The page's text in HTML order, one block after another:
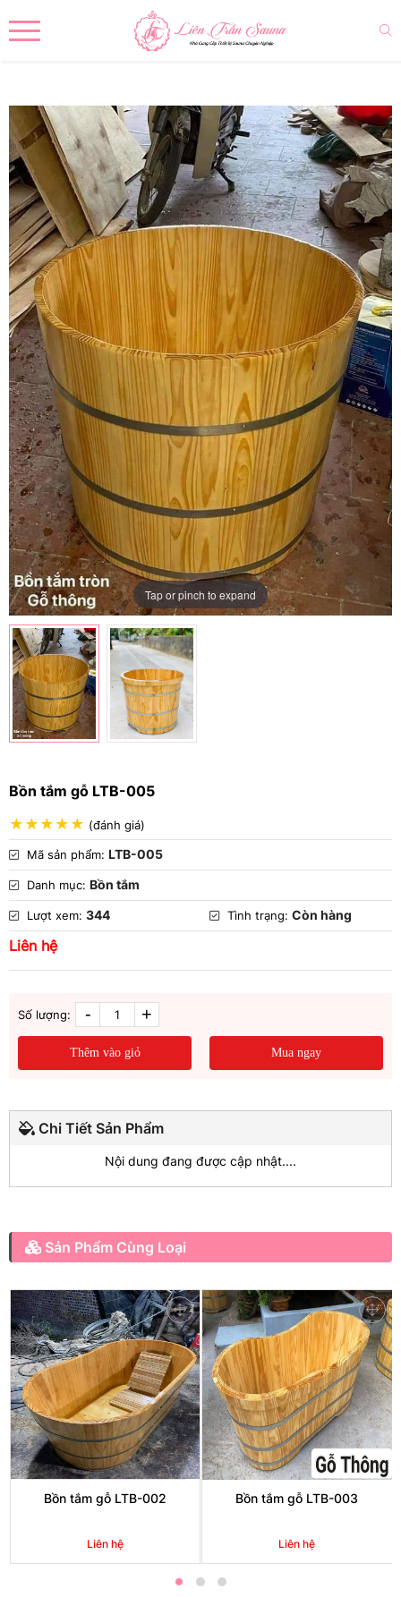
Tap or pinch to expand
Bồn tắm gỗ LTB-005
(đánh giá)
Mã sản phẩm: LTB-005
Danh mục: Bồn tắm
Lượt xem: 344 Tình trạng: Còn hàng
Liên hệ
Số lượng: - +
Thêm vào giỏ Mua ngay
Chi Tiết Sản Phẩm
Nội dung đang được cập nhật....
Sản Phẩm Cùng Loại
Bồn tắm gỗ LTB-002
Liên hệ
Bồn tắm gỗ LTB-003
Liên hệ